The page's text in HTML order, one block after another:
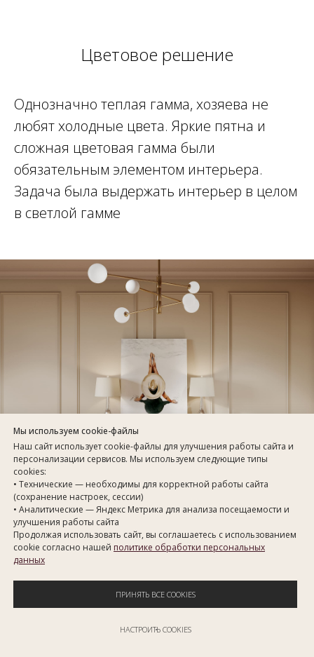
Цветовое решение
Однозначно теплая гамма, хозяева не
любят холодные цвета. Яркие пятна и
сложная цветовая гамма были
обязательным элементом интерьера.
Задача была выдержать интерьер в целом
в светлой гамме
Мы используем cookie-файлы
Наш сайт использует cookie-файлы для улучшения работы сайта и
персонализации сервисов. Мы используем следующие типы
cookies:
• Технические — необходимы для корректной работы сайта
(сохранение настроек, сессии)
• Аналитические — Яндекс Метрика для анализа посещаемости и
улучшения работы сайта
Продолжая использовать сайт, вы соглашаетесь с использованием
cookie согласно нашей политике обработки персональных
данных
ПРИНЯТЬ ВСЕ COOKIES
НАСТРОИТЬ COOKIES